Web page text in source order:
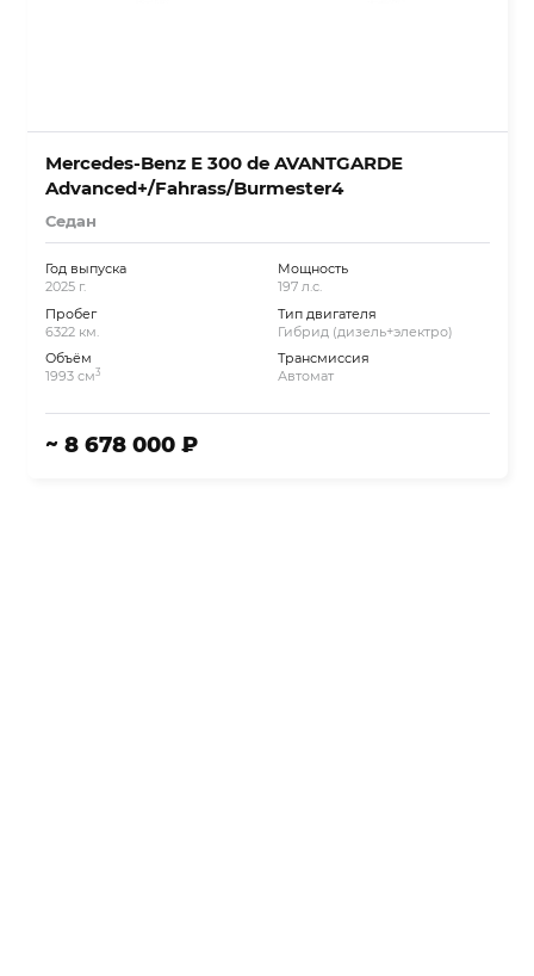
Mercedes-Benz E 300 de AVANTGARDE
Advanced+/Fahrass/Burmester4
Седан
Год выпуска
2025 г.
Пробег
6322 км.
Объём
1993 см3
Мощность
197 л.с.
Тип двигателя
Гибрид (дизель+электро)
Трансмиссия
Автомат
~ 8 678 000 ₽